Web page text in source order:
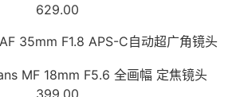
629.00
35mm F1.8 APS-C自动超广角镜头
399.00